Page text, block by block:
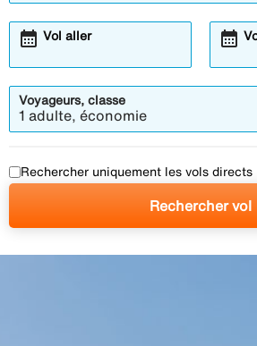
Vol aller
calendar_month calendar_month
Voyageurs, classe
1 adulte, économie
Rechercher uniquement les vols directs
Rechercher vol